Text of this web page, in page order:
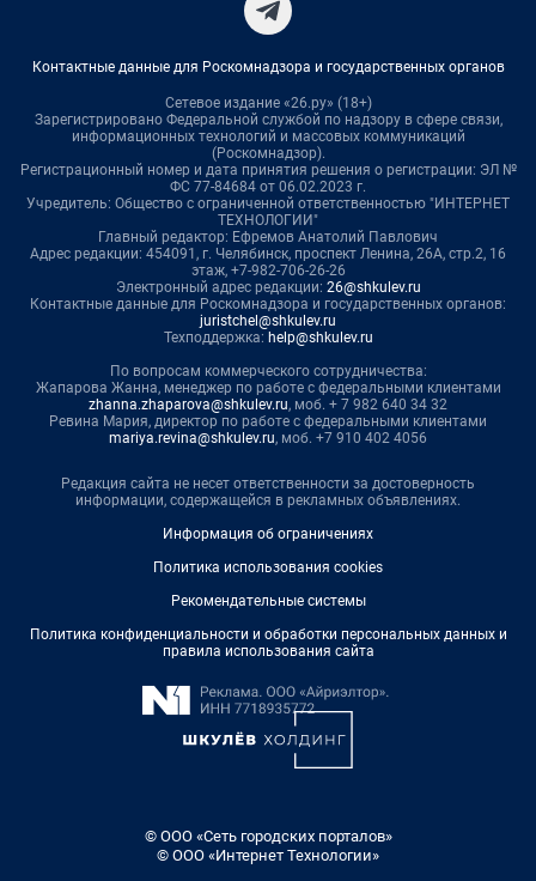
Контактные данные для Роскомнадзора и государственных органов
Сетевое издание «26.ру» (18+)
Зарегистрировано Федеральной службой по надзору в сфере связи,
информационных технологий и массовых коммуникаций
(Роскомнадзор).
Регистрационный номер и дата принятия решения о регистрации: ЭЛ №
ФС 77-84684 от 06.02.2023 г.
Учредитель: Общество с ограниченной ответственностью "ИНТЕРНЕТ
ТЕХНОЛОГИИ"
Главный редактор: Ефремов Анатолий Павлович
Адрес редакции: 454091, г. Челябинск, проспект Ленина, 26А, стр.2, 16
этаж, +7-982-706-26-26
Электронный адрес редакции: 26@shkulev.ru
Контактные данные для Роскомнадзора и государственных органов:
juristchel@shkulev.ru
Техподдержка: help@shkulev.ru
По вопросам коммерческого сотрудничества:
Жапарова Жанна, менеджер по работе с федеральными клиентами
zhanna.zhaparova@shkulev.ru, моб. + 7 982 640 34 32
Ревина Мария, директор по работе с федеральными клиентами
mariya.revina@shkulev.ru, моб. +7 910 402 4056
Редакция сайта не несет ответственности за достоверность
информации, содержащейся в рекламных объявлениях.
Информация об ограничениях
Политика использования cookies
Рекомендательные системы
Политика конфиденциальности и обработки персональных данных и
правила использования сайта
© ООО «Сеть городских порталов»
© ООО «Интернет Технологии»